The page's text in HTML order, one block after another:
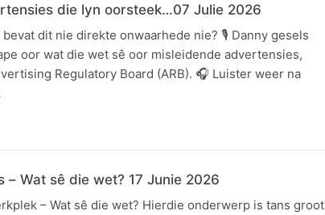
die lyn oorsteek…07 Julie 2026
dit nie direkte onwaarhede nie? 🎙️ Danny gesels
oor wat die wet sê oor misleidende advertensies,
Regulatory Board (ARB). 🎧 Luister weer na
Wat sê die wet? 17 Junie 2026
– Wat sê die wet? Hierdie onderwerp is tans groot